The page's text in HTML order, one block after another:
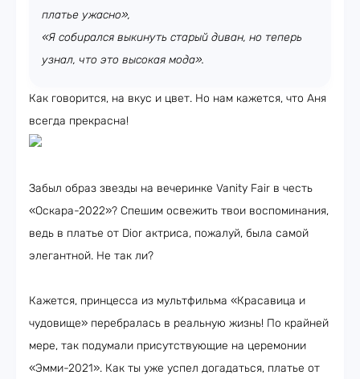
платье ужасно»,
«Я собирался выкинуть старый диван, но теперь
узнал, что это высокая мода».
Как говорится, на вкус и цвет. Но нам кажется, что Аня
всегда прекрасна!
Забыл образ звезды на вечеринке Vanity Fair в честь
«Оскара-2022»? Спешим освежить твои воспоминания,
ведь в платье от Dior актриса, пожалуй, была самой
элегантной. Не так ли?
Кажется, принцесса из мультфильма «Красавица и
чудовище» перебралась в реальную жизнь! По крайней
мере, так подумали присутствующие на церемонии
«Эмми-2021». Как ты уже успел догадаться, платье от